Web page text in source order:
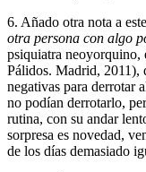
6. Añado otra nota a
otra persona con algo
psiquiatra neoyorquino,
Pálidos. Madrid, 2011),
negativas para derrotar
no podían derrotarlo,
rutina, con su andar
sorpresa es novedad,
de los días demasiado